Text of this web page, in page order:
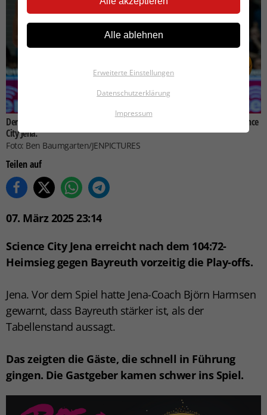
Der US-Amerikaner Zach Cooks (r.) ist wieder einmal Topscorer für Science
City Jena.
Foto: Ben Baumgarten/JENPICTURES
Teilen auf
07. März 2025 23:14
Science City Jena erreicht nach dem 104:72-
Heimsieg gegen Bayreuth vorzeitig die Play-offs.
Jena. Vor dem Spiel hatte Jena-Coach Björn Harmsen
gewarnt, dass Bayreuth stärker ist, als der
Tabellenstand aussagt.
Das zeigten die Gäste, die schnell in Führung
gingen. Die Gastgeber kamen schwer ins Spiel.
Alle ablehnen
Erweiterte Einstellungen
Datenschutzerklärung
Impressum